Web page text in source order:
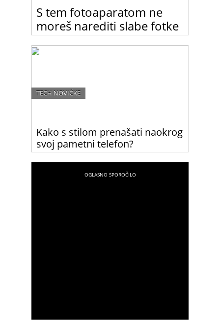
S tem fotoaparatom ne
moreš narediti slabe fotke
začetnice lahko ustvarjale osupljive posnetke
Kako s stilom prenašati naokrog
svoj pametni telefon?
TECH NOVIČKE
pametne telefone in tablice.